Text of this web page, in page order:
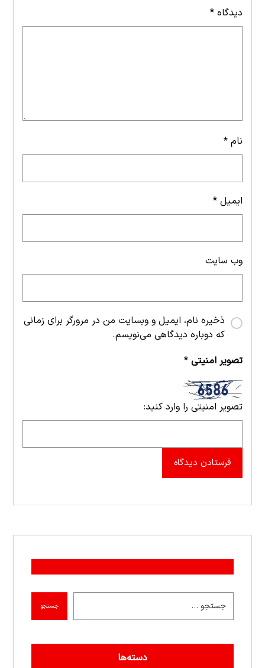
دیدگاه*
نام*
ایمیل*
وب‌ سایت
ذخیره نام، ایمیل و وبسایت من در مرورگر برای زمانی
که دوباره دیدگاهی می‌نویسم.
تصویر امنیتی*
تصویر امنیتی را وارد کنید:
فرستادن دیدگاه
جستجو
دسته‌ها